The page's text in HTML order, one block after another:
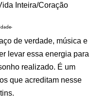
Inteira/Coração
de verdade, música e
levar essa energia para
realizado. É um
que acreditam nesse